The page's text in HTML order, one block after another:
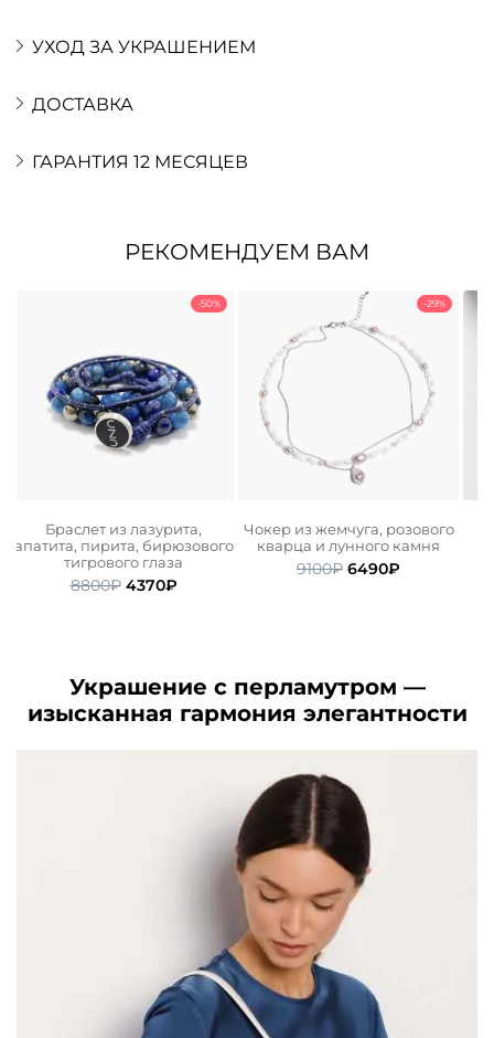
УХОД ЗА УКРАШЕНИЕМ
ДОСТАВКА
ГАРАНТИЯ 12 МЕСЯЦЕВ
РЕКОМЕНДУЕМ ВАМ
-50%
Браслет из лазурита,
апатита, пирита, бирюзового
тигрового глаза
8800₽ Первоначальная
4370₽Текущая
-29%
Чокер из жемчуга, розового
кварца и лунного камня
9100₽ Первоначальная
6490₽
Украшение с перламутром —
изысканная гармония элегантности